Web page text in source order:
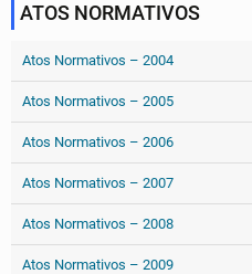
ATOS NORMATIVOS
Atos Normativos – 2004
Atos Normativos – 2005
Atos Normativos – 2006
Atos Normativos – 2007
Atos Normativos – 2008
Atos Normativos – 2009